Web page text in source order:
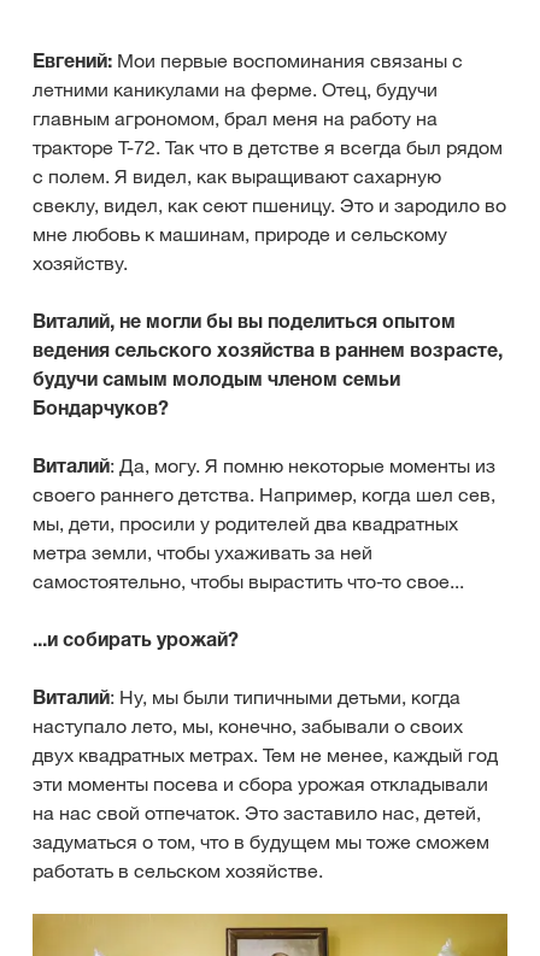
Евгений: Мои первые воспоминания связаны с
летними каникулами на ферме. Отец, будучи
главным агрономом, брал меня на работу на
тракторе Т-72. Так что в детстве я всегда был рядом
с полем. Я видел, как выращивают сахарную
свеклу, видел, как сеют пшеницу. Это и зародило во
мне любовь к машинам, природе и сельскому
хозяйству.
Виталий, не могли бы вы поделиться опытом
ведения сельского хозяйства в раннем возрасте,
будучи самым молодым членом семьи
Бондарчуков?
Виталий: Да, могу. Я помню некоторые моменты из
своего раннего детства. Например, когда шел сев,
мы, дети, просили у родителей два квадратных
метра земли, чтобы ухаживать за ней
самостоятельно, чтобы вырастить что-то свое...
...и собирать урожай?
Виталий: Ну, мы были типичными детьми, когда
наступало лето, мы, конечно, забывали о своих
двух квадратных метрах. Тем не менее, каждый год
эти моменты посева и сбора урожая откладывали
на нас свой отпечаток. Это заставило нас, детей,
задуматься о том, что в будущем мы тоже сможем
работать в сельском хозяйстве.